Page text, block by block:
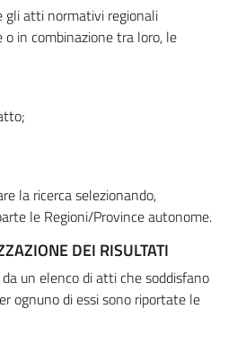
gli atti normativi regionali
in combinazione tra loro, le
la ricerca selezionando,
le Regioni/Province autonome.
DEI RISULTATI
un elenco di atti che soddisfano
ognuno di essi sono riportate le